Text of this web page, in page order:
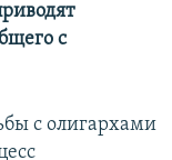
с
с олигархами